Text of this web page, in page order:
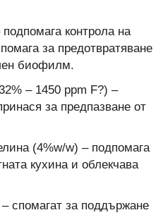
контрола на
за предотвратяване
биофилм.
– 1450 ppm F?) –
за предпазване от
(4%w/w) – подпомага
кухина и облекчава
спомагат за поддържане